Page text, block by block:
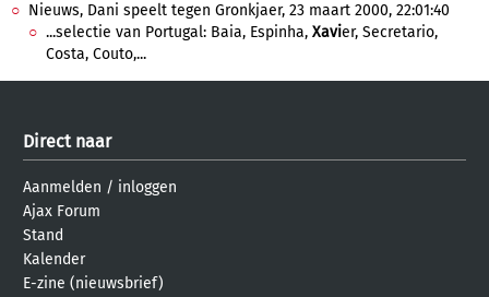
Nieuws, Dani speelt tegen Gronkjaer, 23 maart 2000, 22:01:40
...selectie van Portugal: Baia, Espinha, Xavier, Secretario,
Costa, Couto,...
Direct naar
Aanmelden / inloggen
Ajax Forum
Stand
Kalender
E-zine (nieuwsbrief)